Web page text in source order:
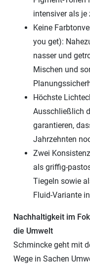
intensiver als je
Keine
you get):
nasser und
Mischen und
Höchste
Ausschließlich
garantieren,
Jahrzehnten
Zwei
als griffig-
Tiegeln sowie
Fluid-Variante
Nachhaltigkeit im
die Umwelt
Schmincke geht mit
Wege in Sachen